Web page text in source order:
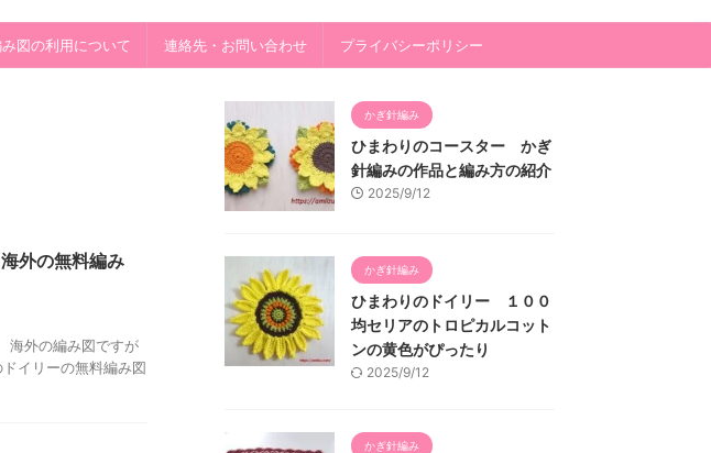
図の利用について 連絡先・お問い合わせ プライバシーポリシー
外の無料編み
海外の編み図ですが
イリーの無料編み図
かぎ針編み
ひまわりのコースター かぎ
針編みの作品と編み方の紹介
2025/9/12
かぎ針編み
ひまわりのドイリー １００
均セリアのトロピカルコット
ンの黄色がぴったり
2025/9/12
かぎ針編み